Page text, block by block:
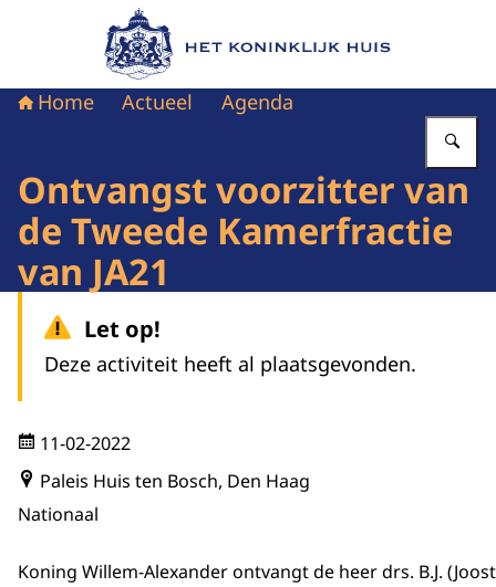
Naar de homepage van Het Koninklijk Huis
Home Actueel Agenda
Ontvangst voorzitter van
de Tweede Kamerfractie
van JA21
Let op!
Deze activiteit heeft al plaatsgevonden.
11-02-2022
Paleis Huis ten Bosch, Den Haag
Nationaal
Koning Willem-Alexander ontvangt de heer drs. B.J.